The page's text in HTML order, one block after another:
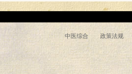
中医综合 政策法规